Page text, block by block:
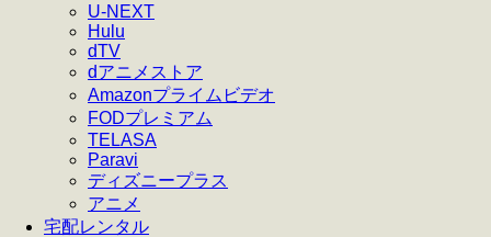
U-NEXT
Hulu
dTV
dアニメストア
Amazonプライムビデオ
FODプレミアム
TELASA
Paravi
ディズニープラス
アニメ
宅配レンタル